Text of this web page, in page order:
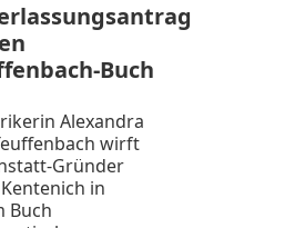
Buch
Alexandra
wirft
Gründer
in
Buch